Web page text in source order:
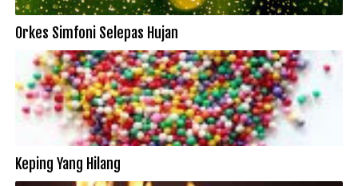
Orkes Simfoni Selepas Hujan
Keping Yang Hilang